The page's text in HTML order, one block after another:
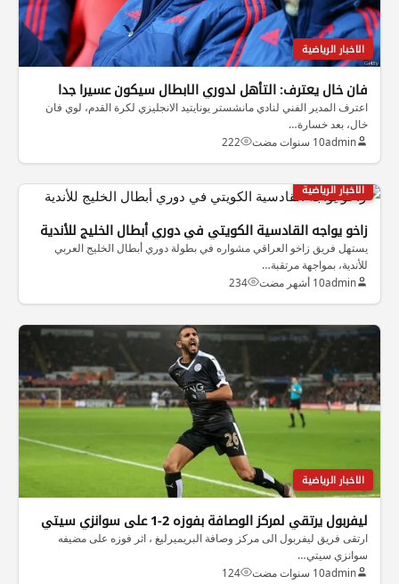
الاخبار الرياضية
فان خال يعترف: التأهل لدوري الابطال سيكون عسيرا جدا
اعترف المدير الفني لنادي مانشستر يونايتيد الانجليزي لكرة القدم، لوي فان
خال، بعد خسارة…
admin10 سنوات مضت 222
الاخبار الرياضية
زاخو يواجه القادسية الكويتي في دوري أبطال الخليج للأندية
يستهل فريق زاخو العراقي مشواره في بطولة دوري أبطال الخليج العربي
للأندية، بمواجهة مرتقبة…
admin10 أشهر مضت 234
الاخبار الرياضية
ليفربول يرتقي لمركز الوصافة بفوزه 2-1 على سوانزي سيتي
ارتقى فريق ليفربول الى مركز وصافة البريميرليغ ، اثر فوزه على مضيفه
سوانزي سيتي…
admin10 سنوات مضت 124